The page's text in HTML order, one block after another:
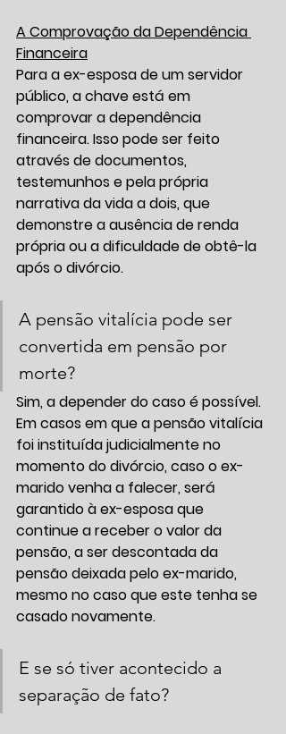
A Comprovação da Dependência
Financeira
Para a ex-esposa de um servidor
público, a chave está em
comprovar a dependência
financeira. Isso pode ser feito
através de documentos,
testemunhos e pela própria
narrativa da vida a dois, que
demonstre a ausência de renda
própria ou a dificuldade de obtê-la
após o divórcio.
A pensão vitalícia pode ser
convertida em pensão por
morte?
Sim, a depender do caso é possível.
Em casos em que a pensão vitalícia
foi instituída judicialmente no
momento do divórcio, caso o ex-
marido venha a falecer, será
garantido à ex-esposa que
continue a receber o valor da
pensão, a ser descontada da
pensão deixada pelo ex-marido,
mesmo no caso que este tenha se
casado novamente.
E se só tiver acontecido a
separação de fato?